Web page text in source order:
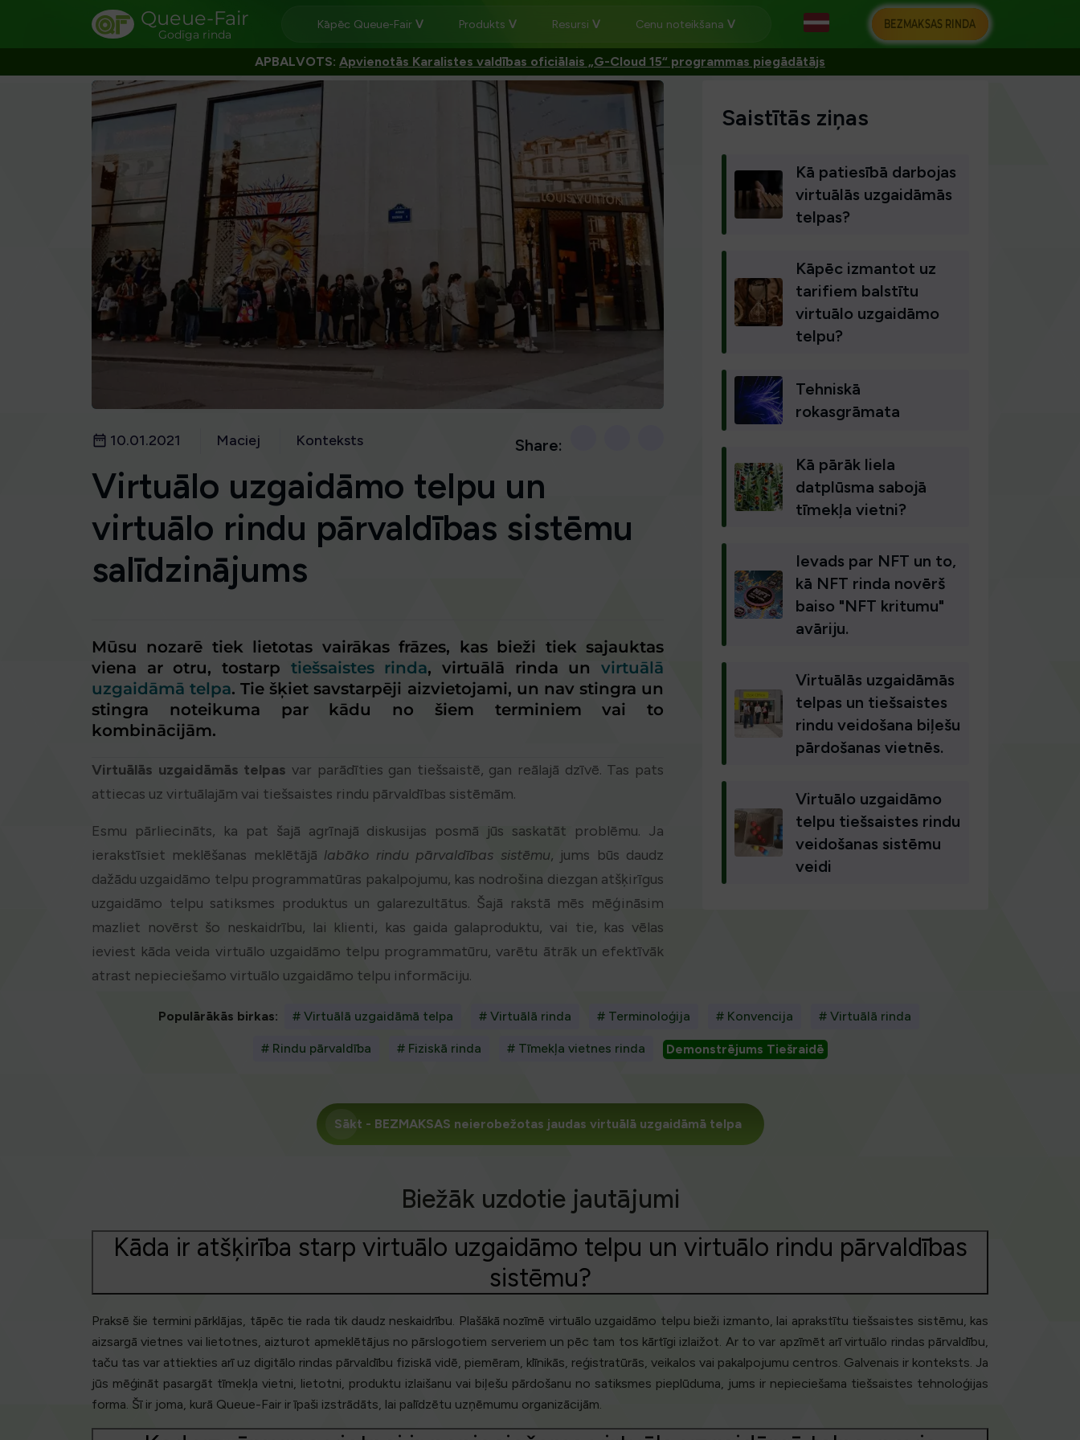
Queue-Fair
Godīga rinda
Kāpēc Queue-Fair Produkts Resursi Cenu noteikšana BEZMAKSAS RINDA
APBALVOTS: Apvienotās Karalistes valdības oficiālais „G-Cloud 15“ programmas piegādātājs
10.01.2021 Maciej Konteksts Share:
Virtuālo uzgaidāmo telpu un
virtuālo rindu pārvaldības sistēmu
salīdzinājums
Mūsu nozarē tiek lietotas vairākas frāzes, kas bieži tiek sajauktas
viena ar otru, tostarp tiešsaistes rinda, virtuālā rinda unvirtuālā
uzgaidāmā telpa. Tie šķiet savstarpēji aizvietojami, un nav stingra un
stingra noteikuma par kādu no šiem terminiem vai to
kombinācijām.
Virtuālās uzgaidāmās telpas var parādīties gan tiešsaistē, gan reālajā dzīvē. Tas pats
attiecas uz virtuālajām vai tiešsaistes rindu pārvaldības sistēmām.
Esmu pārliecināts, ka pat šajā agrīnajā diskusijas posmā jūs saskatāt problēmu. Ja
ierakstīsiet meklēšanas meklētājā labāko rindu pārvaldības sistēmu, jums būs daudz
dažādu uzgaidāmo telpu programmatūras pakalpojumu, kas nodrošina diezgan atšķirīgus
uzgaidāmo telpu satiksmes produktus un galarezultātus. Šajā rakstā mēs mēģināsim
mazliet novērst šo neskaidrību, lai klienti, kas gaida galaproduktu, vai tie, kas vēlas
ieviest kāda veida virtuālo uzgaidāmo telpu programmatūru, varētu ātrāk un efektīvāk
atrast nepieciešamo virtuālo uzgaidāmo telpu informāciju.
Saistītās ziņas
Kā patiesībā darbojas
virtuālās uzgaidāmās
telpas?
Kāpēc izmantot uz
tarifiem balstītu
virtuālo uzgaidāmo
telpu?
Tehniskā
rokasgrāmata
Kā pārāk liela
datplūsma sabojā
tīmekļa vietni?
Ievads par NFT un to,
kā NFT rinda novērš
baiso "NFT kritumu"
avāriju.
Virtuālās uzgaidāmās
telpas un tiešsaistes
rindu veidošana biļešu
pārdošanas vietnēs.
Virtuālo uzgaidāmo
telpu tiešsaistes rindu
veidošanas sistēmu
veidi
Populārākās birkas: # Virtuālā uzgaidāmā telpa # Virtuālā rinda # Terminoloģija # Konvencija # Virtuālā rinda
# Rindu pārvaldība # Fiziskā rinda # Tīmekļa vietnes rinda Demonstrējums Tiešraidē
Sākt - BEZMAKSAS neierobežotas jaudas virtuālā uzgaidāmā telpa
Biežāk uzdotie jautājumi
Kāda ir atšķirība starp virtuālo uzgaidāmo telpu un virtuālo rindu pārvaldības
sistēmu?
Praksē šie termini pārklājas, tāpēc tie rada tik daudz neskaidrību. Plašākā nozīmē virtuālo uzgaidāmo telpu bieži izmanto, lai aprakstītu tiešsaistes sistēmu, kas
aizsargā vietnes vai lietotnes, aizturot apmeklētājus no pārslogotiem serveriem un pēc tam tos kārtīgi izlaižot. Ar to var apzīmēt arī virtuālo rindas pārvaldību,
taču tas var attiekties arī uz digitālo rindas pārvaldību fiziskā vidē, piemēram, klīnikās, reģistratūrās, veikalos vai pakalpojumu centros. Galvenais ir konteksts. Ja
jūs mēģināt pasargāt tīmekļa vietni, lietotni, produktu izlaišanu vai biļešu pārdošanu no satiksmes pieplūduma, jums ir nepieciešama tiešsaistes tehnoloģijas
forma. Šī ir joma, kurā Queue-Fair ir īpaši izstrādāts, lai palīdzētu uzņēmumu organizācijām.